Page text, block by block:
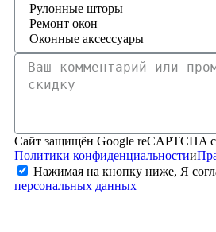
Сайт защищён Google reCAPTCHA
Политики конфиденциальностии
Нажимая на кнопку ниже, Я
персональных данных